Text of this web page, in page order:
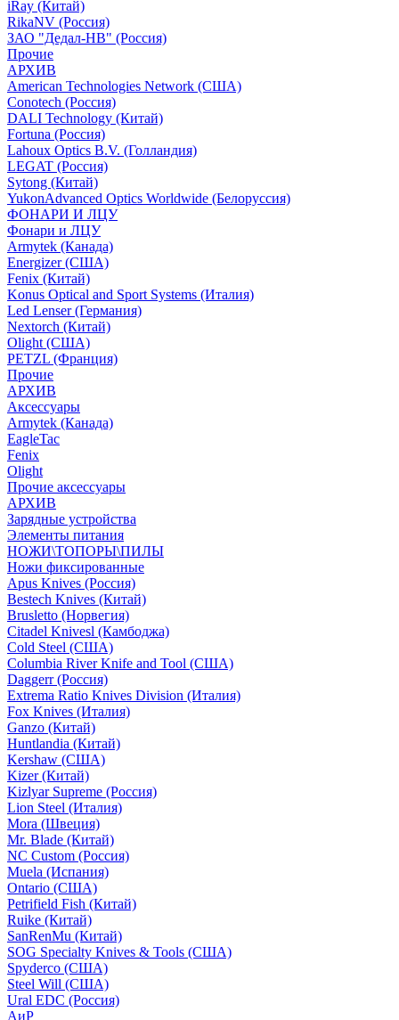
iRay (Китай)
RikaNV (Россия)
ЗАО "Дедал-НВ" (Россия)
Прочие
АРХИВ
American Technologies Network (США)
Conotech (Россия)
DALI Technology (Китай)
Fortuna (Россия)
Lahoux Optics B.V. (Голландия)
LEGAT (Россия)
Sytong (Китай)
YukonAdvanced Optics Worldwide (Белоруссия)
ФОНАРИ И ЛЦУ
Фонари и ЛЦУ
Armytek (Канада)
Energizer (США)
Fenix (Китай)
Konus Optical and Sport Systems (Италия)
Led Lenser (Германия)
Nextorch (Китай)
Olight (США)
PETZL (Франция)
Прочие
АРХИВ
Аксессуары
Armytek (Канада)
EagleTac
Fenix
Olight
Прочие аксессуары
АРХИВ
Зарядные устройства
Элементы питания
НОЖИ\ТОПОРЫ\ПИЛЫ
Ножи фиксированные
Apus Knives (Россия)
Bestech Knives (Китай)
Brusletto (Норвегия)
Citadel Knivesl (Камбоджа)
Cold Steel (США)
Columbia River Knife and Tool (США)
Daggerr (Россия)
Extrema Ratio Knives Division (Италия)
Fox Knives (Италия)
Ganzo (Китай)
Huntlandia (Китай)
Kershaw (США)
Kizer (Китай)
Kizlyar Supreme (Россия)
Lion Steel (Италия)
Mora (Швеция)
Mr. Blade (Китай)
NC Custom (Россия)
Muela (Испания)
Ontario (США)
Petrifield Fish (Китай)
Ruike (Китай)
SanRenMu (Китай)
SOG Specialty Knives & Tools (США)
Spyderco (США)
Steel Will (США)
Ural EDC (Россия)
АиР